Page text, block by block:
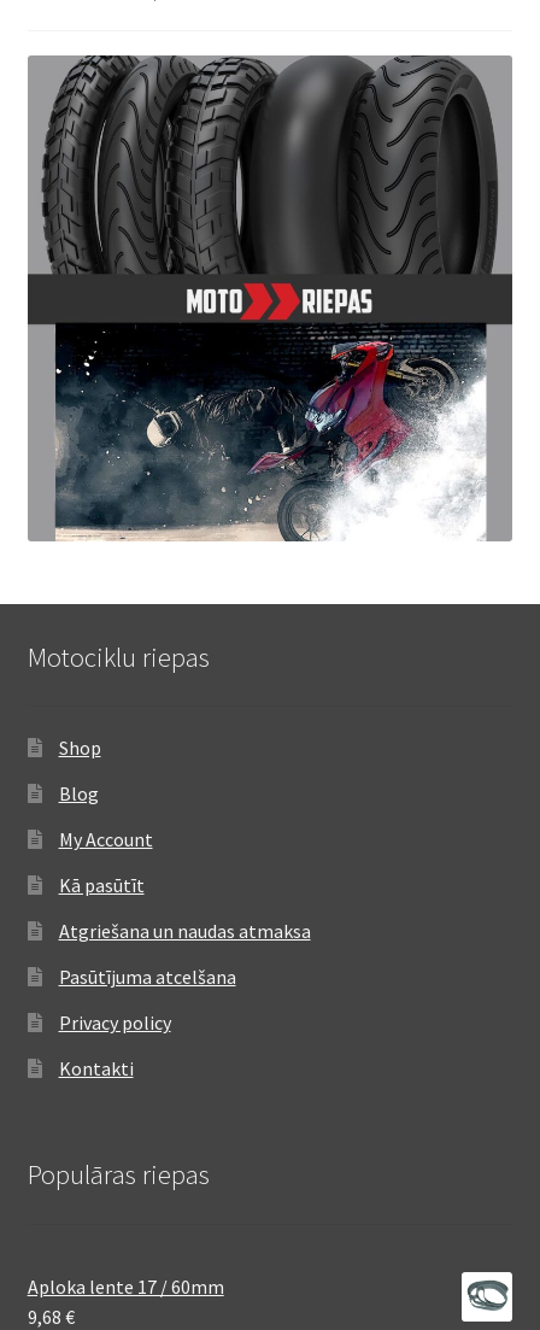
Motociklu riepas
Shop
Blog
My Account
Kā pasūtīt
Atgriešana un naudas atmaksa
Pasūtījuma atcelšana
Privacy policy
Kontakti
Populāras riepas
Aploka lente 17 / 60mm
9,68 €